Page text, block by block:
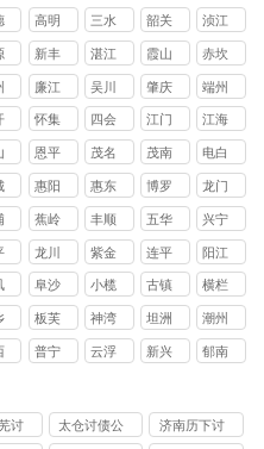
区
区
区
区
高明
区
三水
区
韶关
浈江
区
新丰
县
湛江
霞山
区
赤坎
区
廉江
市
吴川
市
肇庆
端州
区
怀集
县
四会
市
江门
江海
区
恩平
县
茂名
茂南
区
电白
区
惠阳
区
惠东
县
博罗
县
龙门
县
蕉岭
县
丰顺
县
五华
县
兴宁
市
龙川
县
紫金
县
连平
县
阳江
阜沙
镇
小榄
镇
古镇
镇
横栏
镇
板芙
镇
神湾
镇
坦洲
镇
潮州
普宁
云浮
新兴
郁南
讨
太仓讨债公
济南历下讨